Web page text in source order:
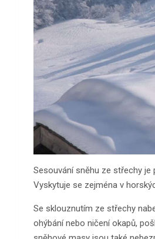
Sesouvání sněhu ze střechy
Vyskytuje se zejména v
Se sklouznutím ze střechy
ohýbání nebo ničení okapů,